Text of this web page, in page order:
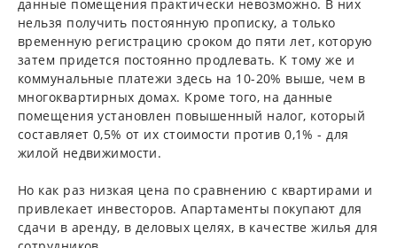
данные помещения практически невозможно. В них
нельзя получить постоянную прописку, а только
временную регистрацию сроком до пяти лет, которую
затем придется постоянно продлевать. К тому же и
коммунальные платежи здесь на 10-20% выше, чем в
многоквартирных домах. Кроме того, на данные
помещения установлен повышенный налог, который
составляет 0,5% от их стоимости против 0,1% - для
жилой недвижимости.
Но как раз низкая цена по сравнению с квартирами и
привлекает инвесторов. Апартаменты покупают для
сдачи в аренду, в деловых целях, в качестве жилья для